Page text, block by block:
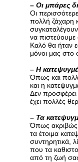
– Οι μπάρες
Οι
πολλή ζάχαρη
να πιστεύουμε
Καλό θα ήταν
μόνοι μας στο
– Η
Όπως και
και η
Δεν
έχει πολλές
– Τα
Όπως ακριβώς
τα έτοιμα
συντηρητικά,
που τα
από τη ζωή σας